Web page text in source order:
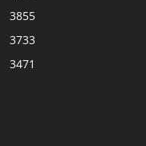
3855
3733
3471